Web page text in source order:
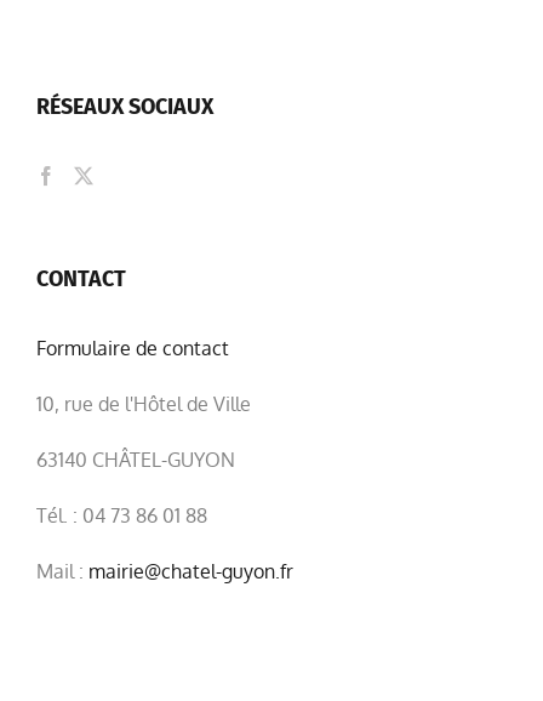
RÉSEAUX SOCIAUX
CONTACT
Formulaire de contact
10, rue de l'Hôtel de Ville
63140 CHÂTEL-GUYON
Tél. : 04 73 86 01 88
Mail : mairie@chatel-guyon.fr